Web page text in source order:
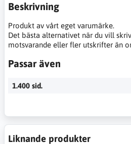
Beskrivning
Produkt av vårt eget varumärke.
Det bästa alternativet när du vill
motsvarande eller fler utskrifter än
Passar även
1.400 sid.
Liknande produkter